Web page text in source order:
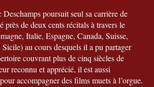
poursuit seul sa carrière de
près de deux cents récitals à travers le
Italie, Espagne, Canada, Suisse,
au cours desquels il a pu partager
couvrant plus de cinq siècles de
reconnu et apprécié, il est aussi
accompagner des films muets à l’orgue.